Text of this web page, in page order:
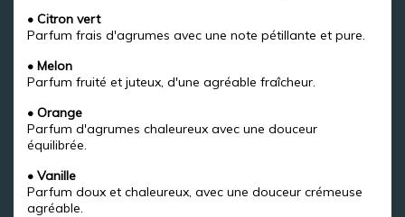
• Citron vert
Parfum frais d'agrumes avec une note pétillante et pure.
• Melon
Parfum fruité et juteux, d'une agréable fraîcheur.
• Orange
Parfum d'agrumes chaleureux avec une douceur
équilibrée.
• Vanille
Parfum doux et chaleureux, avec une douceur crémeuse
agréable.